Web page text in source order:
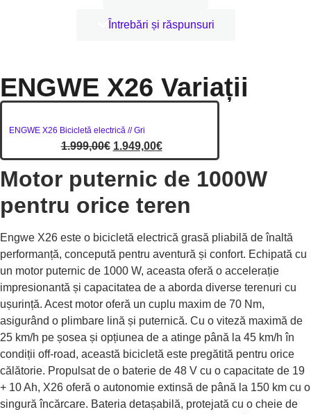
Întrebări și răspunsuri
ENGWE X26 Variații
ENGWE X26 Bicicletă electrică // Gri
1.999,00€ 1.949,00€
Motor puternic de 1000W
pentru orice teren
Engwe X26 este o bicicletă electrică grasă pliabilă de înaltă
performanță, concepută pentru aventură și confort. Echipată cu
un motor puternic de 1000 W, aceasta oferă o accelerație
impresionantă și capacitatea de a aborda diverse terenuri cu
ușurință. Acest motor oferă un cuplu maxim de 70 Nm,
asigurând o plimbare lină și puternică. Cu o viteză maximă de
25 km/h pe șosea și opțiunea de a atinge până la 45 km/h în
condiții off-road, această bicicletă este pregătită pentru orice
călătorie. Propulsat de o baterie de 48 V cu o capacitate de 19
+ 10 Ah, X26 oferă o autonomie extinsă de până la 150 km cu o
singură încărcare. Bateria detașabilă, protejată cu o cheie de